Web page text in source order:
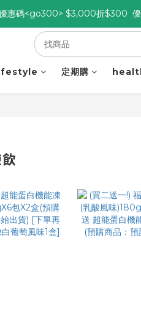
惠碼<go300> $3,000折$300
惠碼<go300> $3,000折$300
[自由配每期都85折!] 免綁約! 選擇
惠碼<go300> $3,000折$300
定期購